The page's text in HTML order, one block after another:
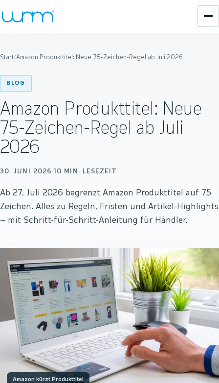
Start/Amazon Produkttitel: Neue 75-Zeichen-Regel ab Juli 2026
BLOG
Amazon Produkttitel: Neue
75-Zeichen-Regel ab Juli
2026
30. JUNI 2026 ·10 MIN. LESEZEIT
Ab 27. Juli 2026 begrenzt Amazon Produkttitel auf 75
Zeichen. Alles zu Regeln, Fristen und Artikel-Highlights
– mit Schritt-für-Schritt-Anleitung für Händler.
Amazon kürzt Produkttitel